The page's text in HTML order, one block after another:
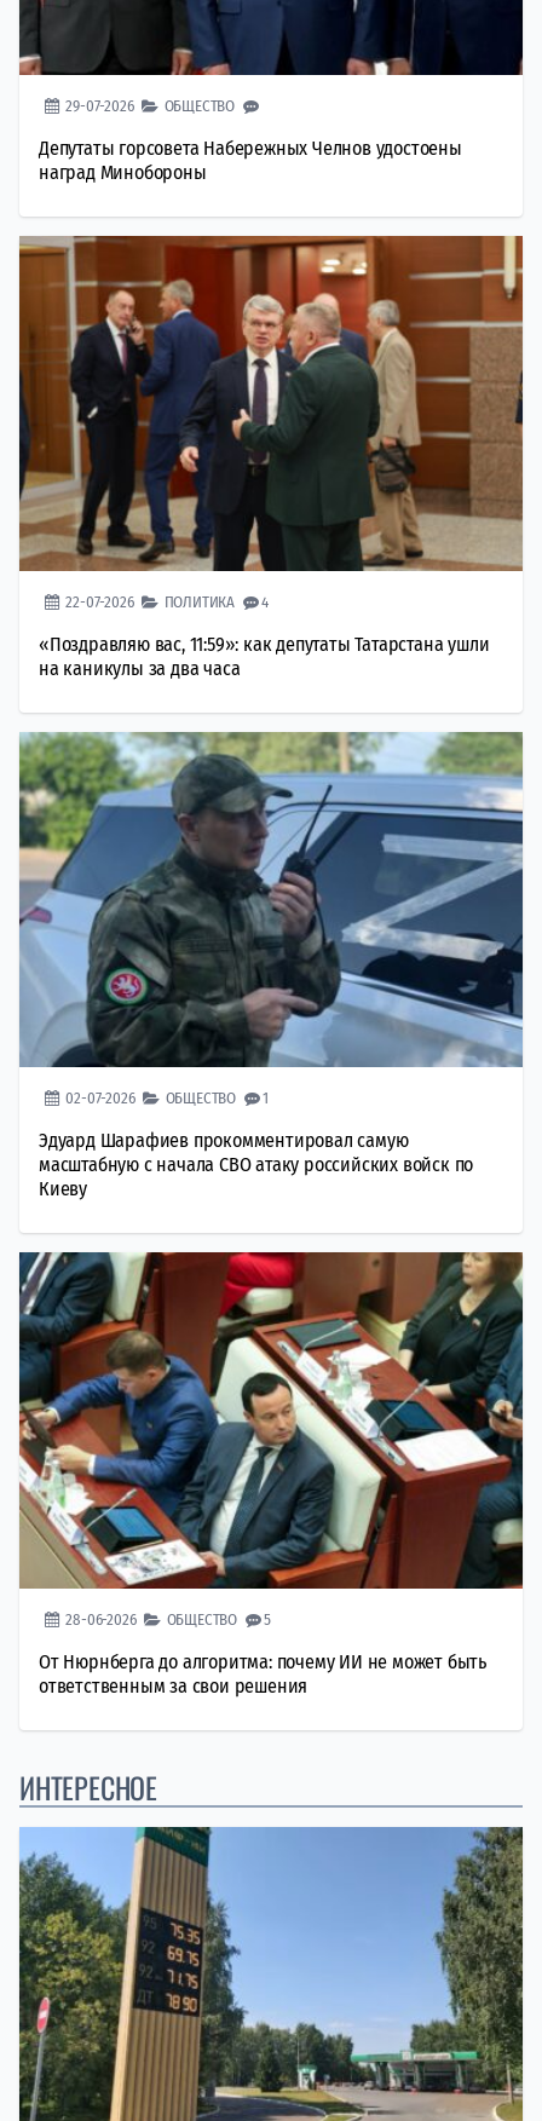
29-07-2026 ОБЩЕСТВО
Депутаты горсовета Набережных Челнов удостоены
наград Минобороны
22-07-2026 ПОЛИТИКА 4
«Поздравляю вас, 11:59»: как депутаты Татарстана ушли
на каникулы за два часа
02-07-2026 ОБЩЕСТВО 1
Эдуард Шарафиев прокомментировал самую
масштабную с начала СВО атаку российских войск по
Киеву
28-06-2026 ОБЩЕСТВО 5
От Нюрнберга до алгоритма: почему ИИ не может быть
ответственным за свои решения
ИНТЕРЕСНОЕ